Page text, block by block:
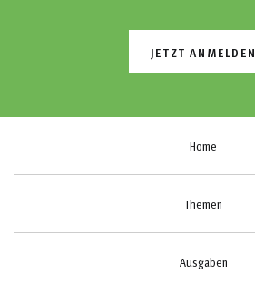
JETZT ANMELDEN
Home
Themen
Ausgaben